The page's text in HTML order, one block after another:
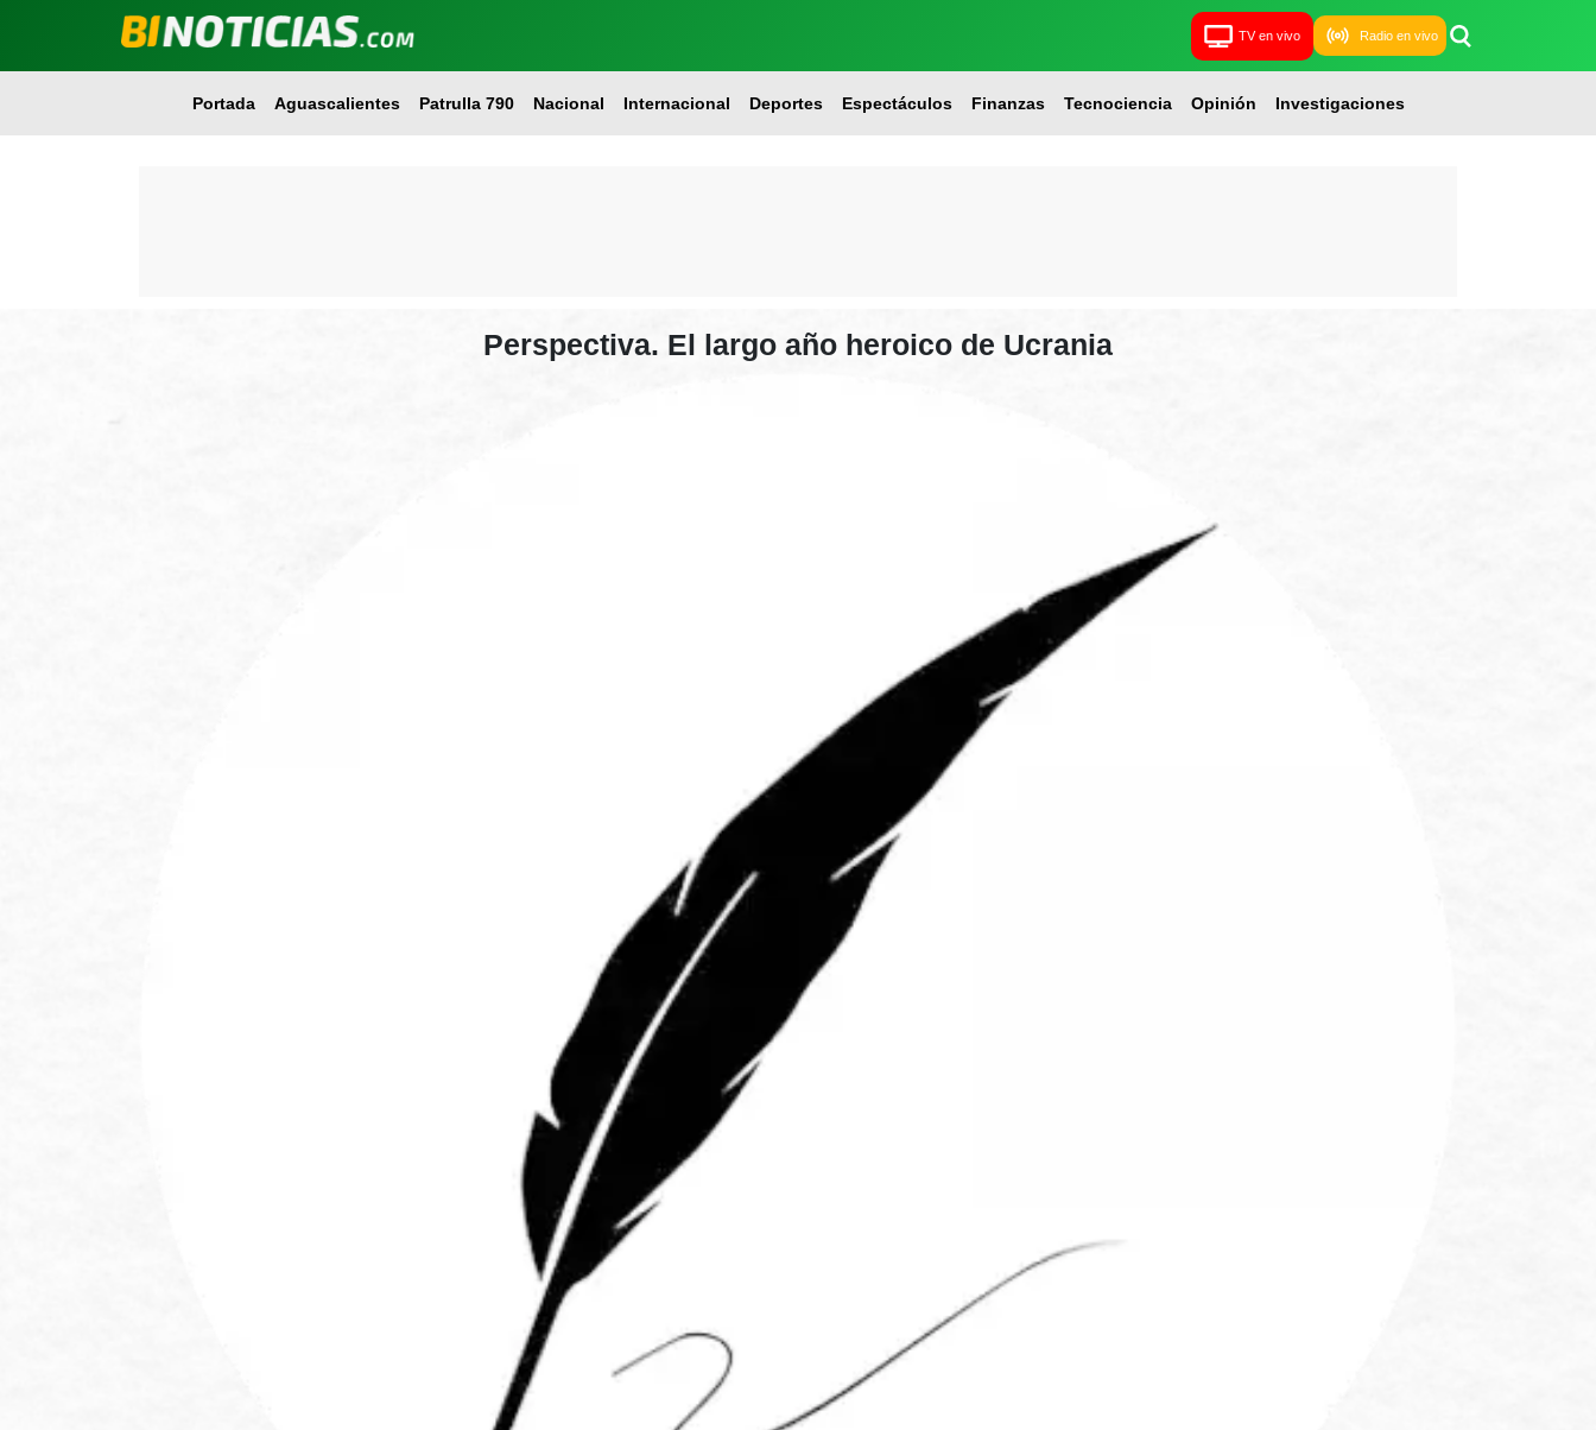
TV en vivo Radio en vivo
Portada Aguascalientes Patrulla 790 Nacional Internacional Deportes Espectáculos Finanzas Tecnociencia Opinión Investigaciones
Perspectiva. El largo año heroico de Ucrania